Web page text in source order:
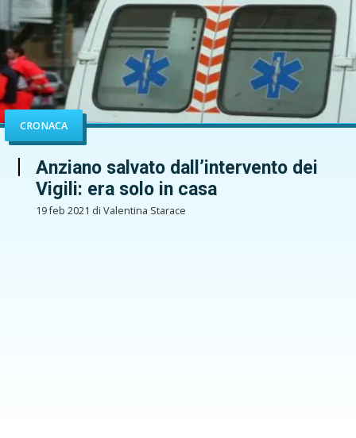
CRONACA
Anziano salvato dall’intervento dei
Vigili: era solo in casa
19 feb 2021 di Valentina Starace